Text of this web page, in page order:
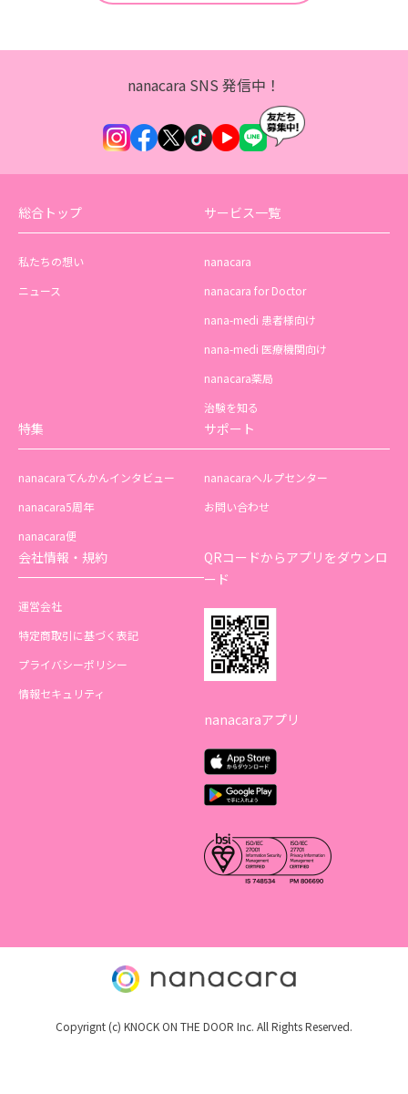
nanacara SNS 発信中！
総合トップ
私たちの想い
ニュース
サービス一覧
nanacara
nanacara for Doctor
nana-medi 患者様向け
nana-medi 医療機関向け
nanacara薬局
治験を知る
特集
nanacaraてんかんインタビュー
nanacara5周年
nanacara便
サポート
nanacaraヘルプセンター
お問い合わせ
会社情報・規約
運営会社
特定商取引に基づく表記
プライバシーポリシー
情報セキュリティ
QRコードからアプリをダウンロ
ード
nanacaraアプリ
Copyrignt (c) KNOCK ON THE DOOR Inc. All Rights Reserved.